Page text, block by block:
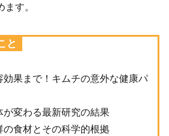
す。
と
効果まで！キムチの意外な健康パ
が変わる最新研究の結果
の食材とその科学的根拠